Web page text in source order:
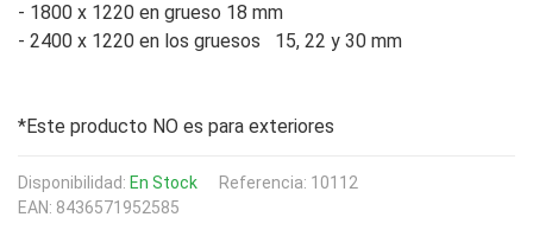
- 1800 x 1220 en grueso 18 mm
- 2400 x 1220 en los gruesos   15, 22 y 30 mm
*Este producto NO es para exteriores
Disponibilidad: En Stock
Referencia: 10112
EAN: 8436571952585